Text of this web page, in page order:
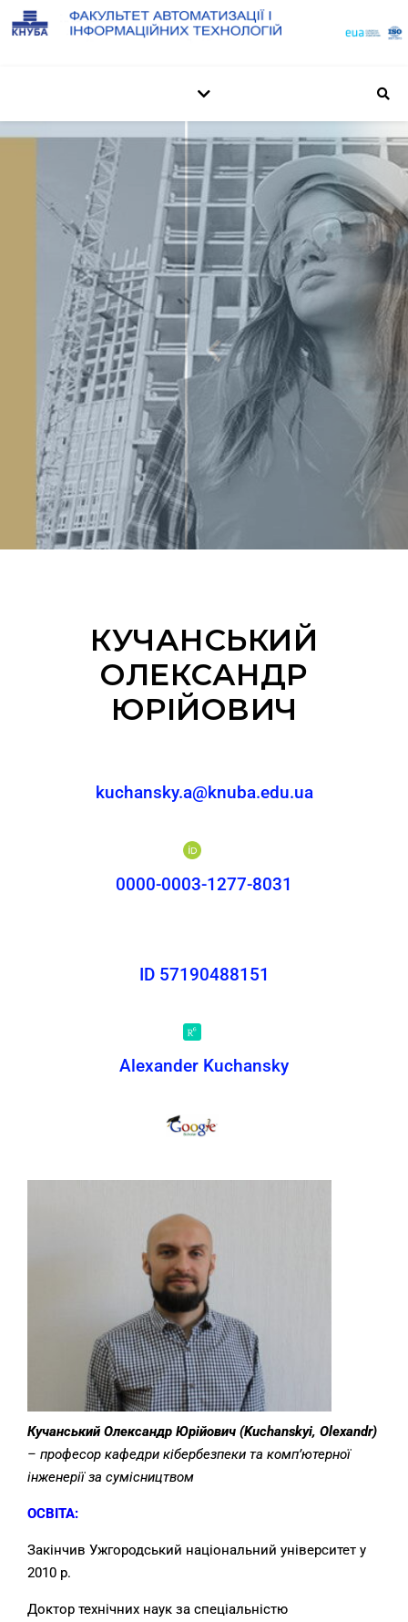
КУЧАНСЬКИЙ
ОЛЕКСАНДР
ЮРІЙОВИЧ
kuchansky.a@knuba.edu.ua
0000-0003-1277-8031
ID 57190488151
Alexander Kuchansky
Кучанський Олександр Юрійович (Kuchanskyi, Olexandr)
– професор кафедри кібербезпеки та комп’ютерної
інженерії за сумісництвом
ОСВІТА:
Закінчив Ужгородський національний університет у
2010 р.
Доктор технічних наук за спеціальністю